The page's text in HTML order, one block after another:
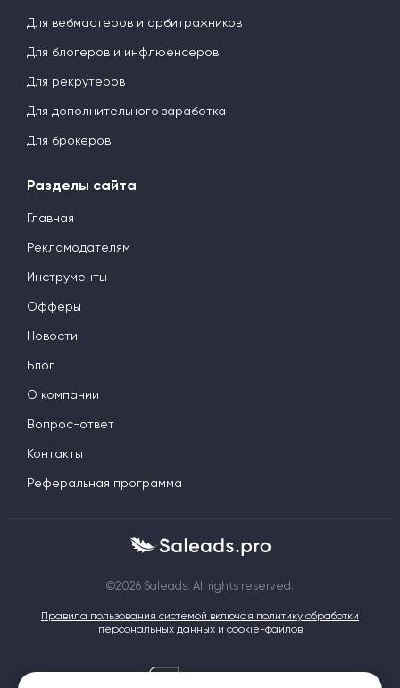
©2026 Saleads. All rights reserved.
Правила пользования системой включая политику обработки
персональных данных и cookie-файлов
Для вебмастеров и арбитражников
Для блогеров и инфлюенсеров
Для рекрутеров
Для дополнительного заработка
Для брокеров
Разделы сайта
Главная
Рекламодателям
Инструменты
Офферы
Новости
Блог
О компании
Вопрос-ответ
Контакты
Реферальная программа